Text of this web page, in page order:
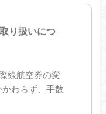
り扱いにつ
線航空券の変
わらず、手数